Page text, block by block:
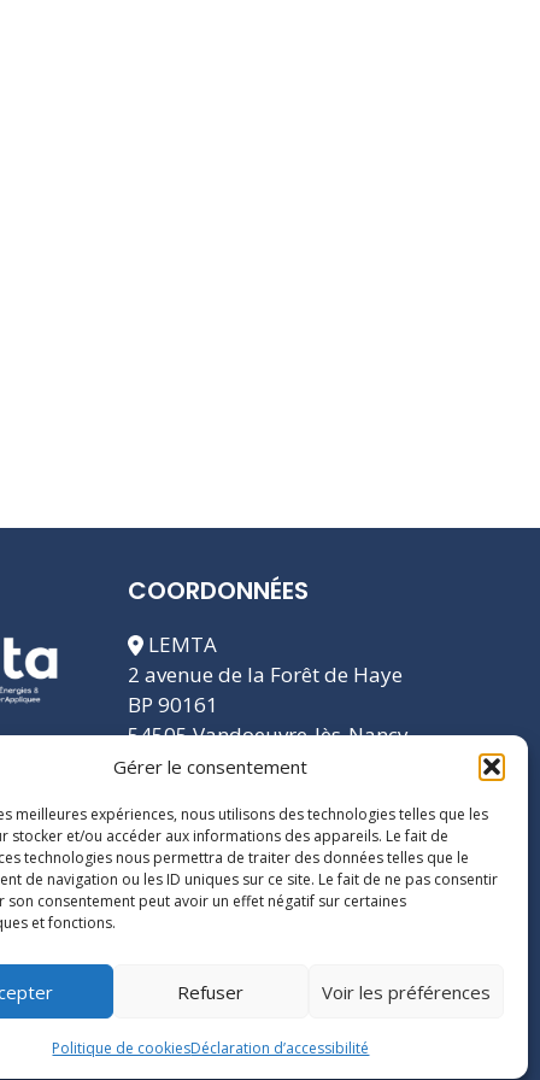
Gérer le consentement
meilleures expériences, nous utilisons des technologies telles que les
stocker et/ou accéder aux informations des appareils. Le fait de
technologies nous permettra de traiter des données telles que le
de navigation ou les ID uniques sur ce site. Le fait de ne pas consentir
son consentement peut avoir un effet négatif sur certaines
et fonctions.
Refuser Voir les préférences
Politique de cookiesDéclaration d’accessibilité
COORDONNÉES
LEMTA
2 avenue de la Forêt de Haye
BP 90161
54505 Vandoeuvre-lès-Nancy
cedex
d'accessibilité